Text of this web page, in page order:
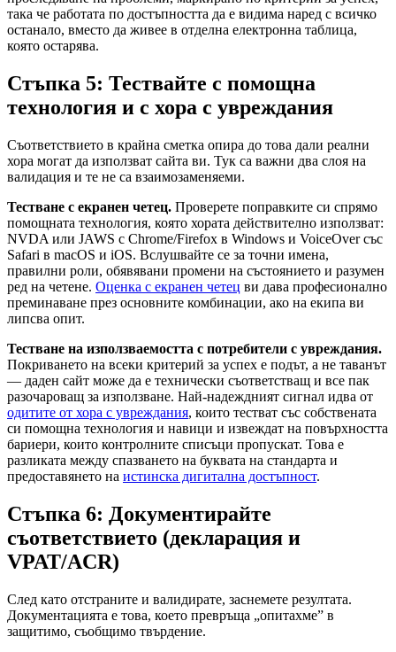
така че работата по достъпността да е видима наред с всичко
останало, вместо да живее в отделна електронна таблица,
която остарява.
Стъпка 5: Тествайте с помощна
технология и с хора с увреждания
Съответствието в крайна сметка опира до това дали реални
хора могат да използват сайта ви. Тук са важни два слоя на
валидация и те не са взаимозаменяеми.
Тестване с екранен четец. Проверете поправките си спрямо
помощната технология, която хората действително използват:
NVDA или JAWS с Chrome/Firefox в Windows и VoiceOver със
Safari в macOS и iOS. Вслушвайте се за точни имена,
правилни роли, обявявани промени на състоянието и разумен
ред на четене. Оценка с екранен четец ви дава професионално
преминаване през основните комбинации, ако на екипа ви
липсва опит.
Тестване на използваемостта с потребители с увреждания.
Покриването на всеки критерий за успех е подът, а не таванът
— даден сайт може да е технически съответстващ и все пак
разочароващ за използване. Най-надеждният сигнал идва от
одитите от хора с увреждания, които тестват със собствената
си помощна технология и навици и извеждат на повърхността
бариери, които контролните списъци пропускат. Това е
разликата между спазването на буквата на стандарта и
предоставянето на истинска дигитална достъпност.
Стъпка 6: Документирайте
съответствието (декларация и
VPAT/ACR)
След като отстраните и валидирате, заснемете резултата.
Документацията е това, което превръща „опитахме” в
защитимо, съобщимо твърдение.